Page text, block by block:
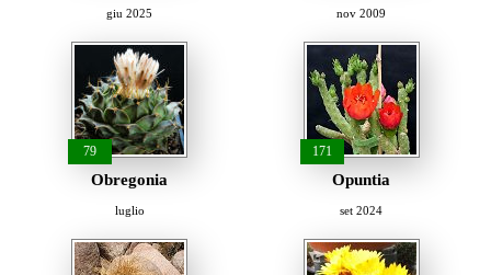
giu 2025 nov 2009
79
Obregonia
luglio
171
Opuntia
set 2024